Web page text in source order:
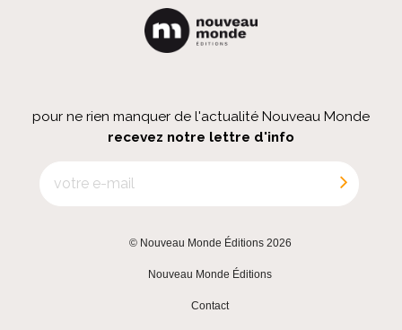
pour ne rien manquer de l'actualité Nouveau Monde
recevez notre lettre d'info
© Nouveau Monde Éditions 2026
Nouveau Monde Éditions
Contact